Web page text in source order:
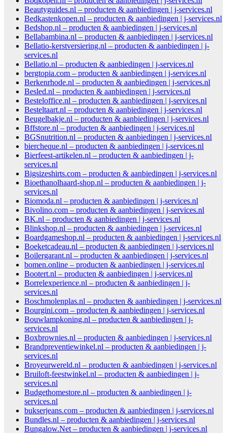
Beautyguides.nl – producten & aanbiedingen | j-services.nl
Bedkastenkopen.nl – producten & aanbiedingen | j-services.nl
Bedshop.nl – producten & aanbiedingen | j-services.nl
Bellabambina.nl – producten & aanbiedingen | j-services.nl
Bellatio-kerstversiering.nl – producten & aanbiedingen | j-
services.nl
Bellatio.nl – producten & aanbiedingen | j-services.nl
bergtopia.com – producten & aanbiedingen | j-services.nl
Berkenrhode.nl – producten & aanbiedingen | j-services.nl
Besled.nl – producten & aanbiedingen | j-services.nl
Besteloffice.nl – producten & aanbiedingen | j-services.nl
Besteltaart.nl – producten & aanbiedingen | j-services.nl
Beugelbakje.nl – producten & aanbiedingen | j-services.nl
Bffstore.nl – producten & aanbiedingen | j-services.nl
BGSnutrition.nl – producten & aanbiedingen | j-services.nl
biercheque.nl – producten & aanbiedingen | j-services.nl
Bierfeest-artikelen.nl – producten & aanbiedingen | j-
services.nl
Bigsizeshirts.com – producten & aanbiedingen | j-services.nl
Bioethanolhaard-shop.nl – producten & aanbiedingen | j-
services.nl
Biomoda.nl – producten & aanbiedingen | j-services.nl
Bivolino.com – producten & aanbiedingen | j-services.nl
BK.nl – producten & aanbiedingen | j-services.nl
Blinkshop.nl – producten & aanbiedingen | j-services.nl
Boardgameshop.nl – producten & aanbiedingen | j-services.nl
Boeketcadeau.nl – producten & aanbiedingen | j-services.nl
Boilergarant.nl – producten & aanbiedingen | j-services.nl
bomen.online – producten & aanbiedingen | j-services.nl
Bootert.nl – producten & aanbiedingen | j-services.nl
Borrelexperience.nl – producten & aanbiedingen | j-
services.nl
Boschmolenplas.nl – producten & aanbiedingen | j-services.nl
Bourgini.com – producten & aanbiedingen | j-services.nl
Bouwlampkoning.nl – producten & aanbiedingen | j-
services.nl
Boxbrownies.nl – producten & aanbiedingen | j-services.nl
Brandpreventiewinkel.nl – producten & aanbiedingen | j-
services.nl
Broyeurwereld.nl – producten & aanbiedingen | j-services.nl
Bruiloft-feestwinkel.nl – producten & aanbiedingen | j-
services.nl
Budgethomestore.nl – producten & aanbiedingen | j-
services.nl
bukserjeans.com – producten & aanbiedingen | j-services.nl
Bundles.nl – producten & aanbiedingen | j-services.nl
Bungalow.Net – producten & aanbiedingen | j-services.nl